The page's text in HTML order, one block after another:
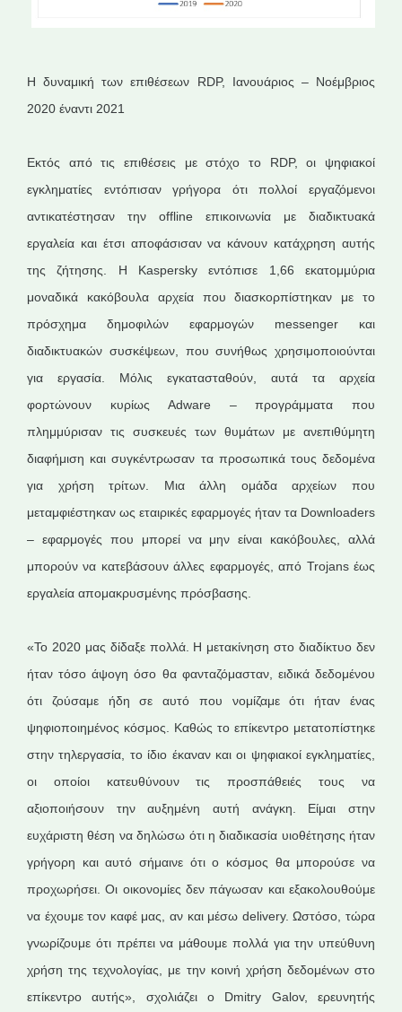
Η δυναμική των επιθέσεων RDP, Ιανουάριος – Νοέμβριος
2020 έναντι 2021
Εκτός από τις επιθέσεις με στόχο το RDP, οι ψηφιακοί
εγκληματίες εντόπισαν γρήγορα ότι πολλοί εργαζόμενοι
αντικατέστησαν την offline επικοινωνία με διαδικτυακά
εργαλεία και έτσι αποφάσισαν να κάνουν κατάχρηση αυτής
της ζήτησης. Η Kaspersky εντόπισε 1,66 εκατομμύρια
μοναδικά κακόβουλα αρχεία που διασκορπίστηκαν με το
πρόσχημα δημοφιλών εφαρμογών messenger και
διαδικτυακών συσκέψεων, που συνήθως χρησιμοποιούνται
για εργασία. Μόλις εγκατασταθούν, αυτά τα αρχεία
φορτώνουν κυρίως Adware – προγράμματα που
πλημμύρισαν τις συσκευές των θυμάτων με ανεπιθύμητη
διαφήμιση και συγκέντρωσαν τα προσωπικά τους δεδομένα
για χρήση τρίτων. Μια άλλη ομάδα αρχείων που
μεταμφιέστηκαν ως εταιρικές εφαρμογές ήταν τα Downloaders
– εφαρμογές που μπορεί να μην είναι κακόβουλες, αλλά
μπορούν να κατεβάσουν άλλες εφαρμογές, από Trojans έως
εργαλεία απομακρυσμένης πρόσβασης.
«Το 2020 μας δίδαξε πολλά. Η μετακίνηση στο διαδίκτυο δεν
ήταν τόσο άψογη όσο θα φανταζόμασταν, ειδικά δεδομένου
ότι ζούσαμε ήδη σε αυτό που νομίζαμε ότι ήταν ένας
ψηφιοποιημένος κόσμος. Καθώς το επίκεντρο μετατοπίστηκε
στην τηλεργασία, το ίδιο έκαναν και οι ψηφιακοί εγκληματίες,
οι οποίοι κατευθύνουν τις προσπάθειές τους να
αξιοποιήσουν την αυξημένη αυτή ανάγκη. Είμαι στην
ευχάριστη θέση να δηλώσω ότι η διαδικασία υιοθέτησης ήταν
γρήγορη και αυτό σήμαινε ότι ο κόσμος θα μπορούσε να
προχωρήσει. Οι οικονομίες δεν πάγωσαν και εξακολουθούμε
να έχουμε τον καφέ μας, αν και μέσω delivery. Ωστόσο, τώρα
γνωρίζουμε ότι πρέπει να μάθουμε πολλά για την υπεύθυνη
χρήση της τεχνολογίας, με την κοινή χρήση δεδομένων στο
επίκεντρο αυτής», σχολιάζει ο Dmitry Galov, ερευνητής